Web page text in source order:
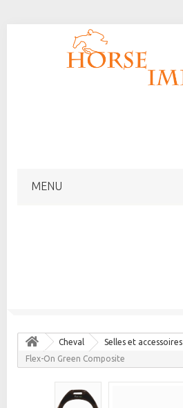
MENU
Cheval Selles et accessoires
Flex-On Green Composite